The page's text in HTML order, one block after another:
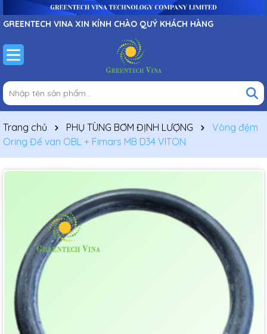
GREENTECH VINA XIN KÍNH CHÀO QUÝ KHÁCH HÀNG
Trang chủ PHỤ TÙNG BƠM ĐỊNH LƯỢNG
Vòng đệm
Oring Đế van OBL + Fimars MB D34 VITON